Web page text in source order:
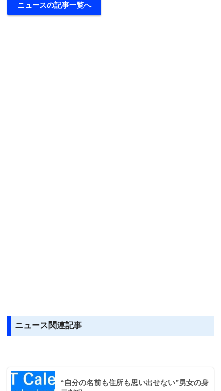
ニュースの記事一覧へ
ニュース関連記事
“自分の名前も住所も思い出せない”男女の身